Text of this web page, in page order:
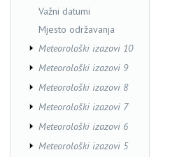
Važni datumi
Mjesto održavanja
Meteorološki izazovi 10
Meteorološki izazovi 9
Meteorološki izazovi 8
Meteorološki izazovi 7
Meteorološki izazovi 6
Meteorološki izazovi 5